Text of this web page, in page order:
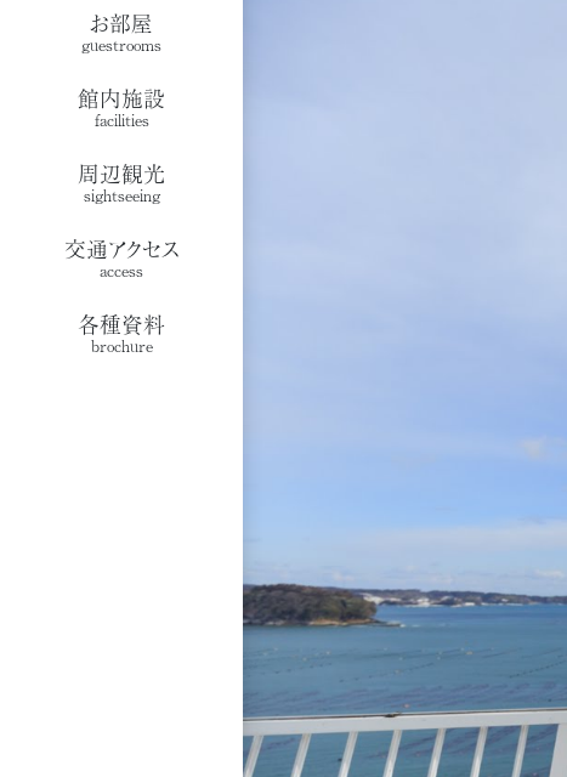
お部屋
guestrooms
館内施設
facilities
周辺観光
sightseeing
交通アクセス
access
各種資料
brochure